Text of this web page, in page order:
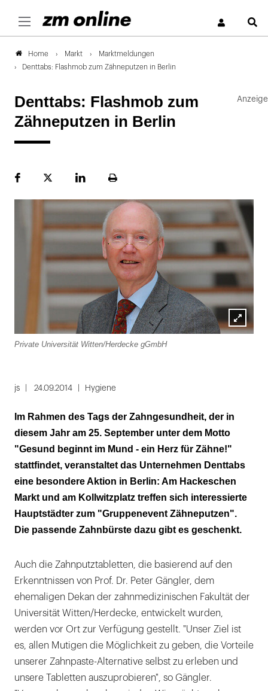
Home Markt
Marktmeldungen
Denttabs: Flashmob zum Zähneputzen in Berlin
Denttabs: Flashmob zum
Zähneputzen in Berlin
FacebookPlattformLinekdInSeite
Lightbox
Private Universität Witten/Herdecke gGmbH
js 24.09.2014 Hygiene
Im Rahmen des Tags der Zahngesundheit, der in
diesem Jahr am 25. September unter dem Motto
"Gesund beginnt im Mund - ein Herz für Zähne!"
stattfindet, veranstaltet das Unternehmen Denttabs
eine besondere Aktion in Berlin: Am Hackeschen
Markt und am Kollwitzplatz treffen sich interessierte
Hauptstädter zum "Gruppenevent Zähneputzen".
Die passende Zahnbürste dazu gibt es geschenkt.
Auch die Zahnputztabletten, die basierend auf den
Erkenntnissen von Prof. Dr. Peter Gängler, dem
ehemaligen Dekan der zahnmedizinischen Fakultät der
Universität Witten/Herdecke, entwickelt wurden,
werden vor Ort zur Verfügung gestellt. "Unser Ziel ist
es, allen Mutigen die Möglichkeit zu geben, die Vorteile
unserer Zahnpaste-Alternative selbst zu erleben und
unsere Tabletten auszuprobieren", so Gängler.